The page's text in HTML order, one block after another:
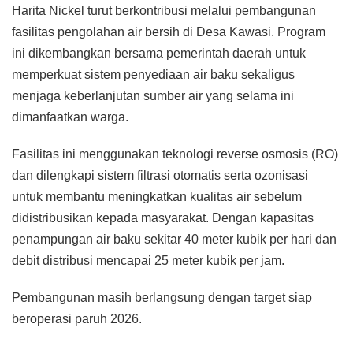
Harita Nickel turut berkontribusi melalui pembangunan
fasilitas pengolahan air bersih di Desa Kawasi. Program
ini dikembangkan bersama pemerintah daerah untuk
memperkuat sistem penyediaan air baku sekaligus
menjaga keberlanjutan sumber air yang selama ini
dimanfaatkan warga.
Fasilitas ini menggunakan teknologi reverse osmosis (RO)
dan dilengkapi sistem filtrasi otomatis serta ozonisasi
untuk membantu meningkatkan kualitas air sebelum
didistribusikan kepada masyarakat. Dengan kapasitas
penampungan air baku sekitar 40 meter kubik per hari dan
debit distribusi mencapai 25 meter kubik per jam.
Pembangunan masih berlangsung dengan target siap
beroperasi paruh 2026.